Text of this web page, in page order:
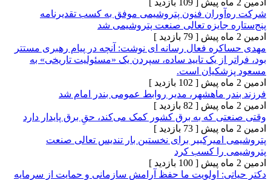
[ 109 بازدید ]
فنون پتروشیمی موفق به کسب تقدیرنامه
تعالی صنعت پتروشیمی شد
[ 79 بازدید ]
فعال رسانه ای نوشت: آنچه در پیام رهبری مستتر
از یک تایید ساده، سپردن یک «مسئولیت تاریخی» به
است.
[ 102 بازدید ]
ماهشهر، مدیر روابط عمومی بندر امام شد
[ 82 بازدید ]
که به برق کشور کمک می‌کند، حقِ برق پایدار دارد
[ 73 بازدید ]
برای نخستین بار تندیس تعالی صنعت
را کسب کرد
[ 100 بازدید ]
اولویت ما حفظ آرامش سازمانی و حمایت از سرمایه